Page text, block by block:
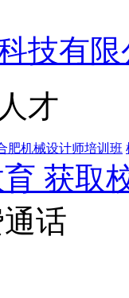
技有限
才
肥机械设计师培训班
获取
话